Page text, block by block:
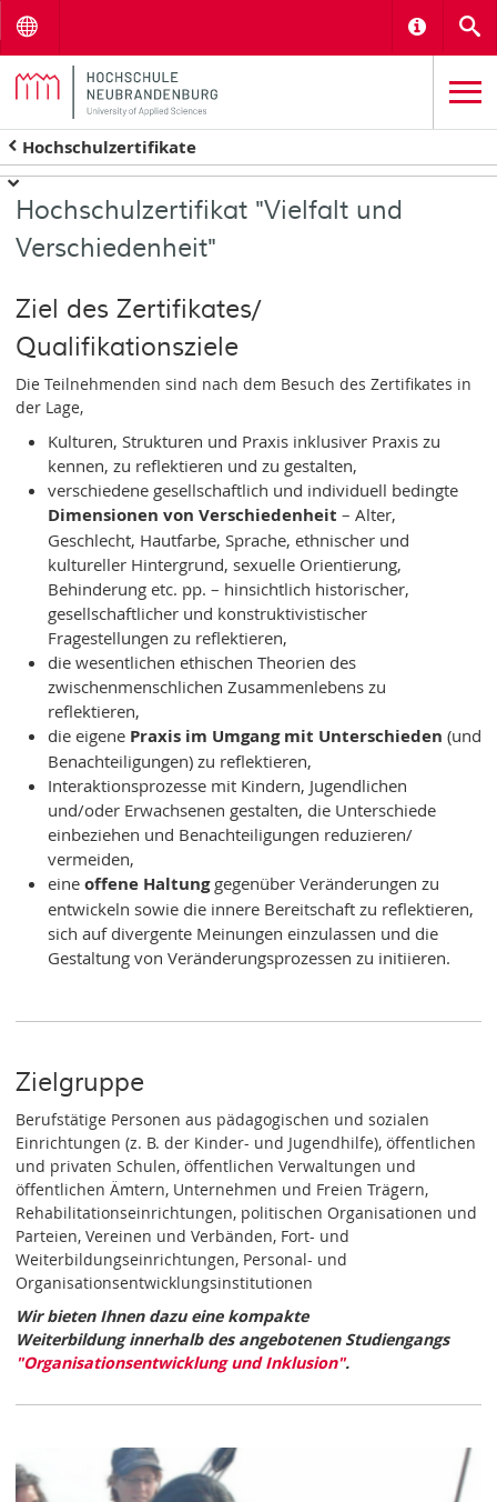
Hochschulzertifikate
Hochschulzertifikat "Vielfalt und
Verschiedenheit"
Ziel des Zertifikates/
Qualifikationsziele
Die Teilnehmenden sind nach dem Besuch des Zertifikates in
der Lage,
Kulturen, Strukturen und Praxis inklusiver Praxis zu
kennen, zu reflektieren und zu gestalten,
verschiedene gesellschaftlich und individuell bedingte
Dimensionen von Verschiedenheit – Alter,
Geschlecht, Hautfarbe, Sprache, ethnischer und
kultureller Hintergrund, sexuelle Orientierung,
Behinderung etc. pp. – hinsichtlich historischer,
gesellschaftlicher und konstruktivistischer
Fragestellungen zu reflektieren,
die wesentlichen ethischen Theorien des
zwischenmenschlichen Zusammenlebens zu
reflektieren,
die eigene Praxis im Umgang mit Unterschieden (und
Benachteiligungen) zu reflektieren,
Interaktionsprozesse mit Kindern, Jugendlichen
und/oder Erwachsenen gestalten, die Unterschiede
einbeziehen und Benachteiligungen reduzieren/
vermeiden,
eine offene Haltunggegenüber Veränderungen zu
entwickeln sowie die innere Bereitschaft zu reflektieren,
sich auf divergente Meinungen einzulassen und die
Gestaltung von Veränderungsprozessen zu initiieren.
Zielgruppe
Berufstätige Personen aus pädagogischen und sozialen
Einrichtungen (z. B. der Kinder- und Jugendhilfe), öffentlichen
und privaten Schulen, öffentlichen Verwaltungen und
öffentlichen Ämtern, Unternehmen und Freien Trägern,
Rehabilitationseinrichtungen, politischen Organisationen und
Parteien, Vereinen und Verbänden, Fort- und
Weiterbildungseinrichtungen, Personal- und
Organisationsentwicklungsinstitutionen
Wir bieten Ihnen dazu eine kompakte
Weiterbildung innerhalb des angebotenen Studiengangs
"Organisationsentwicklung und Inklusion".